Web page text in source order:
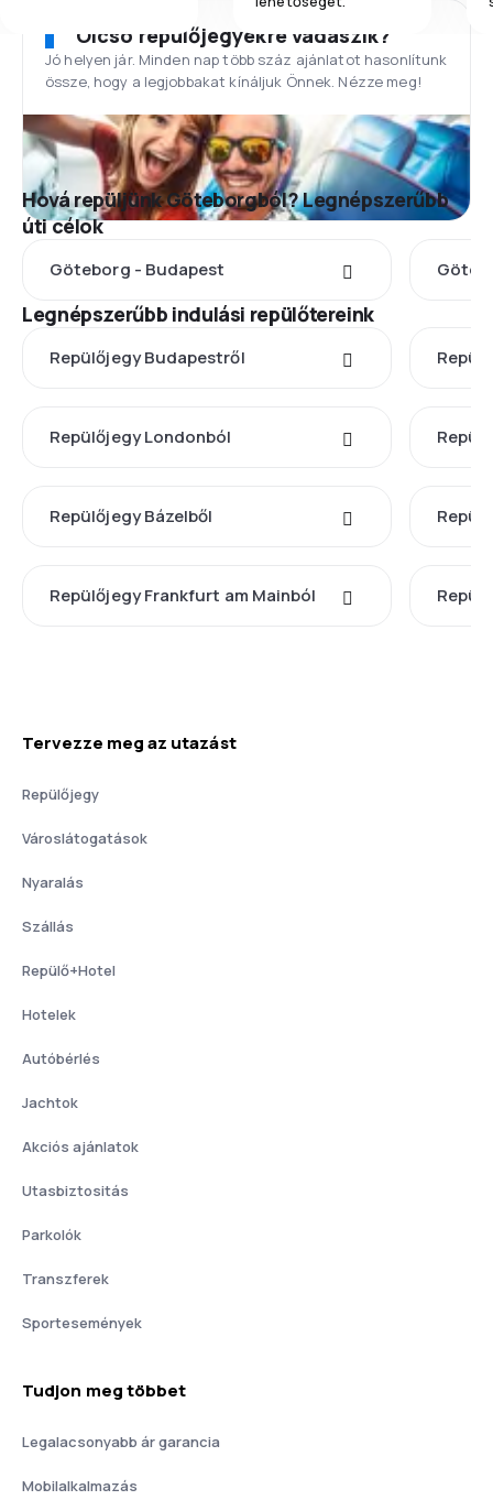
Olcsó repülőjegyekre vadászik?
Jó helyen jár. Minden nap több száz ajánlatot hasonlítunk
össze, hogy a legjobbakat kínáljuk Önnek. Nézze meg!
Hová repüljünk Göteborgból? Legnépszerűbb
úti célok
Göteborg - Budapest
Legnépszerűbb indulási repülőtereink
Repülőjegy Budapestről
Repülőjegy Londonból
Repülőjegy Bázelből
Repülőjegy Frankfurt am Mainból
Tervezze meg az utazást
Repülőjegy
Városlátogatások
Nyaralás
Szállás
Repülő+Hotel
Hotelek
Autóbérlés
Jachtok
Akciós ajánlatok
Utasbiztositás
Parkolók
Transzferek
Sportesemények
Tudjon meg többet
Legalacsonyabb ár garancia
Mobilalkalmazás